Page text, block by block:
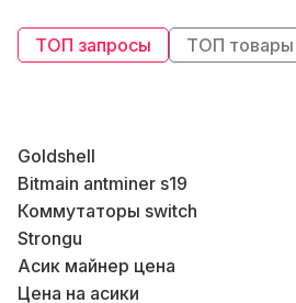
ТОП запросы ТОП товары
Goldshell
Bitmain antminer s19
Коммутаторы switch
Strongu
Асик майнер цена
Цена на асики